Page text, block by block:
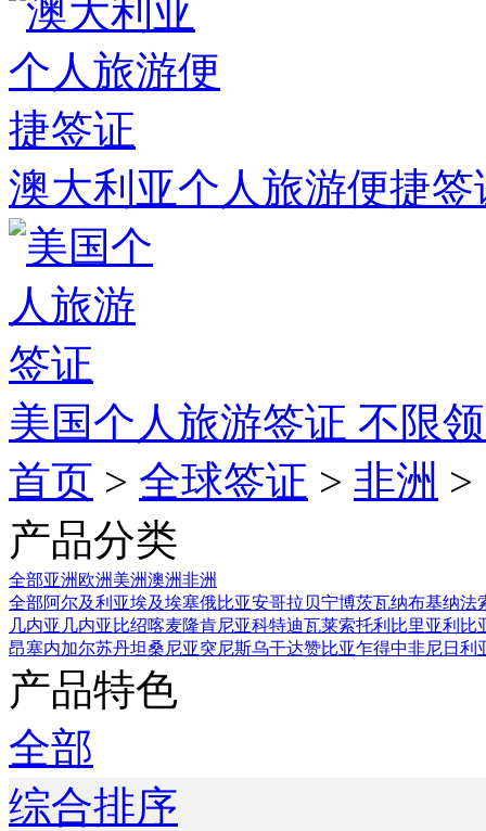
澳大利亚个人旅游便捷
美国个人旅游签证 不限
首页 > 全球签证 > 非洲 >
产品分类
全部亚洲 欧洲 美洲澳洲非洲
全部阿尔及利亚埃及埃塞俄比亚安哥拉贝宁博茨瓦纳布基纳法
几内亚 几内亚比绍喀麦隆肯尼亚科特迪瓦莱索托利比里亚利比
昂塞内加尔苏丹坦桑尼亚突尼斯乌干达赞比亚乍得中非尼日利
产品特色
全部
综合排序